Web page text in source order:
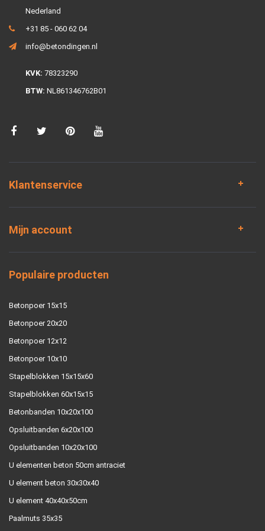
Nederland
+31 85 - 060 62 04
info@betondingen.nl
KVK: 78323290
BTW: NL861346762B01
Klantenservice
Mijn account
Populaire producten
Betonpoer 15x15
Betonpoer 20x20
Betonpoer 12x12
Betonpoer 10x10
Stapelblokken 15x15x60
Stapelblokken 60x15x15
Betonbanden 10x20x100
Opsluitbanden 6x20x100
Opsluitbanden 10x20x100
U elementen beton 50cm antraciet
U element beton 30x30x40
U element 40x40x50cm
Paalmuts 35x35